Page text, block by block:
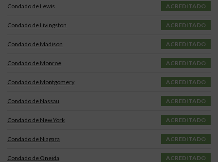
Condado de Lewis ACREDITADO
Condado de Livingston ACREDITADO
Condado de Madison ACREDITADO
Condado de Monroe ACREDITADO
Condado de Montgomery ACREDITADO
Condado de Nassau ACREDITADO
Condado de New York ACREDITADO
Condado de Niagara ACREDITADO
Condado de Oneida ACREDITADO